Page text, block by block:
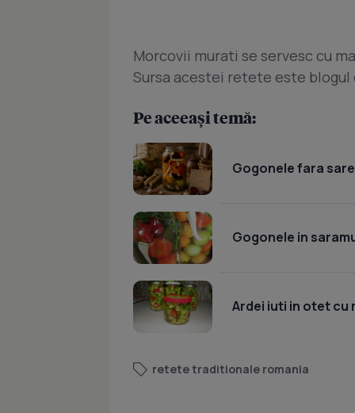
Morcovii murati se servesc cu
Sursa acestei retete este blogul
Pe aceeași temă:
Gogonele fara sare
Gogonele in
Ardei iuti in otet cu
retete traditionale romania